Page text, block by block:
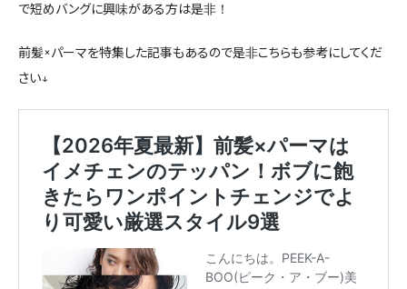
で短めバングに興味がある方は是非！
前髪×パーマを特集した記事もあるので是非こちらも参考にしてくだ
さい↓